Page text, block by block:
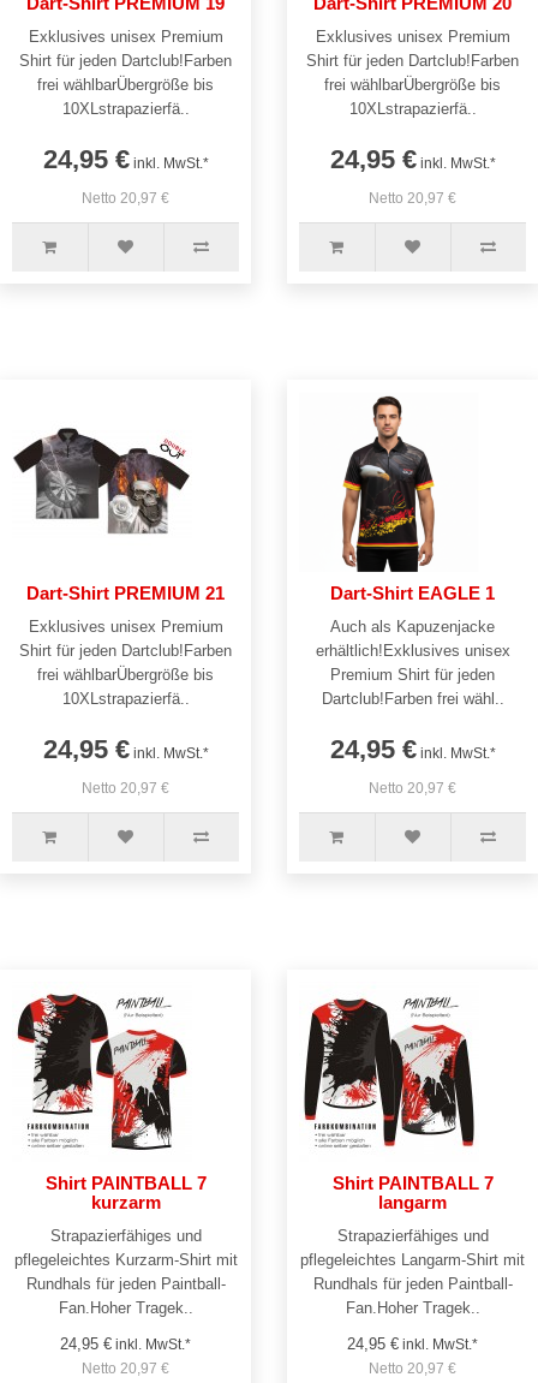
Exklusives unisex Premium
Shirt für jeden Dartclub!Farben
frei wählbarÜbergröße bis
10XLstrapazierfä..
24,95 €inkl. MwSt.*
Netto 20,97 €
Exklusives unisex Premium
Shirt für jeden Dartclub!Farben
frei wählbarÜbergröße bis
10XLstrapazierfä..
24,95 €inkl. MwSt.*
Netto 20,97 €
Dart-Shirt PREMIUM 21
Exklusives unisex Premium
Shirt für jeden Dartclub!Farben
frei wählbarÜbergröße bis
10XLstrapazierfä..
24,95 €inkl. MwSt.*
Netto 20,97 €
Dart-Shirt EAGLE 1
Auch als Kapuzenjacke
erhältlich!Exklusives unisex
Premium Shirt für jeden
Dartclub!Farben frei wähl..
24,95 €inkl. MwSt.*
Netto 20,97 €
Shirt PAINTBALL 7
kurzarm
Strapazierfähiges und
pflegeleichtes Kurzarm-Shirt mit
Rundhals für jeden Paintball-
Fan.Hoher Tragek..
24,95 € inkl. MwSt.*
Netto 20,97 €
Shirt PAINTBALL 7
langarm
Strapazierfähiges und
pflegeleichtes Langarm-Shirt mit
Rundhals für jeden Paintball-
Fan.Hoher Tragek..
24,95 € inkl. MwSt.*
Netto 20,97 €